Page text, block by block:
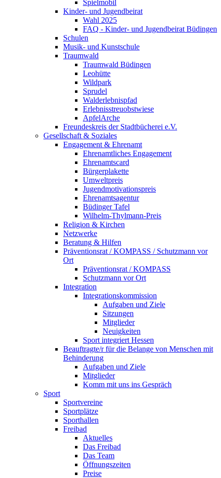
Spielmobil
Kinder- und Jugendbeirat
Wahl 2025
FAQ - Kinder- und Jugendbeirat Büdingen
Schulen
Musik- und Kunstschule
Traumwald
Traumwald Büdingen
Leohütte
Wildpark
Sprudel
Walderlebnispfad
Erlebnisstreuobstwiese
ApfelArche
Freundeskreis der Stadtbücherei e.V.
Gesellschaft & Soziales
Engagement & Ehrenamt
Ehrenamtliches Engagement
Ehrenamtscard
Bürgerplakette
Umweltpreis
Jugendmotivationspreis
Ehrenamtsagentur
Büdinger Tafel
Wilhelm-Thylmann-Preis
Religion & Kirchen
Netzwerke
Beratung & Hilfen
Präventionsrat / KOMPASS / Schutzmann vor
Ort
Präventionsrat / KOMPASS
Schutzmann vor Ort
Integration
Integrationskommission
Aufgaben und Ziele
Sitzungen
Mitglieder
Neuigkeiten
Sport integriert Hessen
Beauftragte/r für die Belange von Menschen mit
Behinderung
Aufgaben und Ziele
Mitglieder
Komm mit uns ins Gespräch
Sport
Sportvereine
Sportplätze
Sporthallen
Freibad
Aktuelles
Das Freibad
Das Team
Öffnungszeiten
Preise